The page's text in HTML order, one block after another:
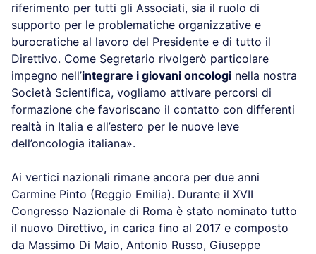
riferimento per tutti gli Associati, sia il ruolo di
supporto per le problematiche organizzative e
burocratiche al lavoro del Presidente e di tutto il
Direttivo. Come Segretario rivolgerò particolare
impegno nell’integrare i giovani oncologi nella nostra
Società Scientifica, vogliamo attivare percorsi di
formazione che favoriscano il contatto con differenti
realtà in Italia e all’estero per le nuove leve
dell’oncologia italiana».
Ai vertici nazionali rimane ancora per due anni
Carmine Pinto (Reggio Emilia). Durante il XVII
Congresso Nazionale di Roma è stato nominato tutto
il nuovo Direttivo, in carica fino al 2017 e composto
da Massimo Di Maio, Antonio Russo, Giuseppe